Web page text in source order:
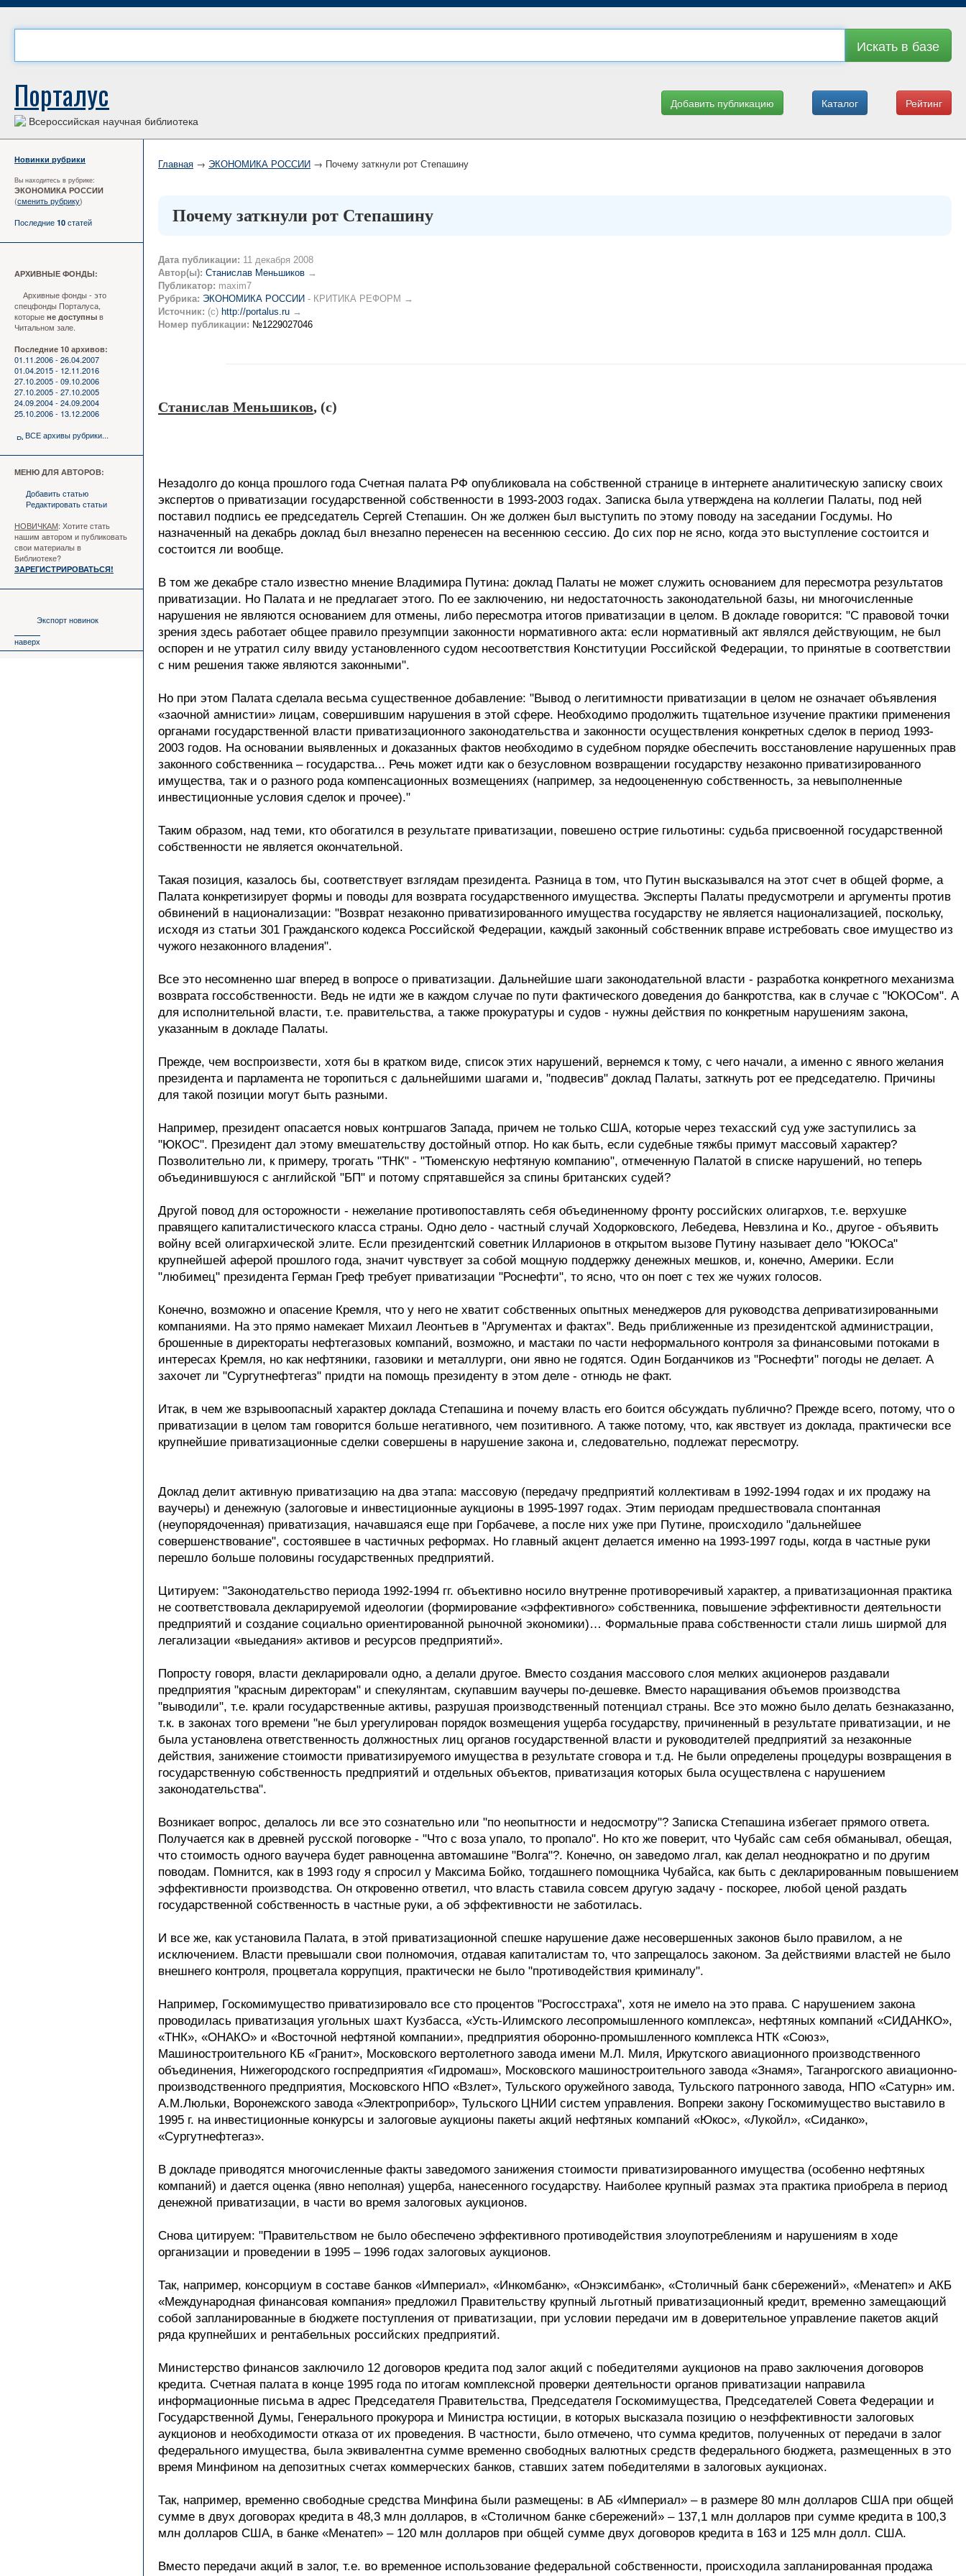
Искать в базе
Рейтинг
Каталог
Добавить публикацию
Порталус
Всероссийская научная библиотека
Новинки рубрики
Вы находитесь в рубрике:
ЭКОНОМИКА РОССИИ
(сменить рубрику)
Последние 10 статей
АРХИВНЫЕ ФОНДЫ:
Архивные фонды - это
спецфонды Порталуса,
которые не доступны в
Читальном зале.
Последние 10 архивов:
01.11.2006 - 26.04.2007
01.04.2015 - 12.11.2016
27.10.2005 - 09.10.2006
27.10.2005 - 27.10.2005
24.09.2004 - 24.09.2004
25.10.2006 - 13.12.2006
ВСЕ архивы рубрики...
МЕНЮ ДЛЯ АВТОРОВ:
Добавить статью
Редактировать статьи
НОВИЧКАМ: Хотите стать
нашим автором и публиковать
свои материалы в
Библиотеке?
ЗАРЕГИСТРИРОВАТЬСЯ!
Экспорт новинок
наверх
Главная → ЭКОНОМИКА РОССИИ → Почему заткнули рот Степашину
Почему заткнули рот Степашину
Дата публикации: 11 декабря 2008
Автор(ы): Станислав Меньшиков →
Публикатор: maxim7
Рубрика: ЭКОНОМИКА РОССИИ - КРИТИКА РЕФОРМ →
Источник: (c) http://portalus.ru →
Номер публикации: №1229027046
Станислав Меньшиков, (c)
Незадолго до конца прошлого года Счетная палата РФ опубликовала на собственной странице в интернете аналитическую записку своих
экспертов о приватизации государственной собственности в 1993-2003 годах. Записка была утверждена на коллегии Палаты, под ней
поставил подпись ее председатель Сергей Степашин. Он же должен был выступить по этому поводу на заседании Госдумы. Но
назначенный на декабрь доклад был внезапно перенесен на весеннюю сессию. До сих пор не ясно, когда это выступление состоится и
состоится ли вообще.
В том же декабре стало известно мнение Владимира Путина: доклад Палаты не может служить основанием для пересмотра результатов
приватизации. Но Палата и не предлагает этого. По ее заключению, ни недостаточность законодательной базы, ни многочисленные
нарушения не являются основанием для отмены, либо пересмотра итогов приватизации в целом. В докладе говорится: "С правовой точки
зрения здесь работает общее правило презумпции законности нормативного акта: если нормативный акт являлся действующим, не был
оспорен и не утратил силу ввиду установленного судом несоответствия Конституции Российской Федерации, то принятые в соответствии
с ним решения также являются законными".
Но при этом Палата сделала весьма существенное добавление: "Вывод о легитимности приватизации в целом не означает объявления
«заочной амнистии» лицам, совершившим нарушения в этой сфере. Необходимо продолжить тщательное изучение практики применения
органами государственной власти приватизационного законодательства и законности осуществления конкретных сделок в период 1993-
2003 годов. На основании выявленных и доказанных фактов необходимо в судебном порядке обеспечить восстановление нарушенных прав
законного собственника – государства... Речь может идти как о безусловном возвращении государству незаконно приватизированного
имущества, так и о разного рода компенсационных возмещениях (например, за недооцененную собственность, за невыполненные
инвестиционные условия сделок и прочее)."
Таким образом, над теми, кто обогатился в результате приватизации, повешено острие гильотины: судьба присвоенной государственной
собственности не является окончательной.
Такая позиция, казалось бы, соответствует взглядам президента. Разница в том, что Путин высказывался на этот счет в общей форме, а
Палата конкретизирует формы и поводы для возврата государственного имущества. Эксперты Палаты предусмотрели и аргументы против
обвинений в национализации: "Возврат незаконно приватизированного имущества государству не является национализацией, поскольку,
исходя из статьи 301 Гражданского кодекса Российской Федерации, каждый законный собственник вправе истребовать свое имущество из
чужого незаконного владения".
Все это несомненно шаг вперед в вопросе о приватизации. Дальнейшие шаги законодательной власти - разработка конкретного механизма
возврата госсобственности. Ведь не идти же в каждом случае по пути фактического доведения до банкротства, как в случае с "ЮКОСом". А
для исполнительной власти, т.е. правительства, а также прокуратуры и судов - нужны действия по конкретным нарушениям закона,
указанным в докладе Палаты.
Прежде, чем воспроизвести, хотя бы в кратком виде, список этих нарушений, вернемся к тому, с чего начали, а именно с явного желания
президента и парламента не торопиться с дальнейшими шагами и, "подвесив" доклад Палаты, заткнуть рот ее председателю. Причины
для такой позиции могут быть разными.
Например, президент опасается новых контршагов Запада, причем не только США, которые через техасский суд уже заступились за
"ЮКОС". Президент дал этому вмешательству достойный отпор. Но как быть, если судебные тяжбы примут массовый характер?
Позволительно ли, к примеру, трогать "ТНК" - "Тюменскую нефтяную компанию", отмеченную Палатой в списке нарушений, но теперь
объединившуюся с английской "БП" и потому спрятавшейся за спины британских судей?
Другой повод для осторожности - нежелание противопоставлять себя объединенному фронту российских олигархов, т.е. верхушке
правящего капиталистического класса страны. Одно дело - частный случай Ходорковского, Лебедева, Невзлина и Ко., другое - объявить
войну всей олигархической элите. Если президентский советник Илларионов в открытом вызове Путину называет дело "ЮКОСа"
крупнейшей аферой прошлого года, значит чувствует за собой мощную поддержку денежных мешков, и, конечно, Америки. Если
"любимец" президента Герман Греф требует приватизации "Роснефти", то ясно, что он поет с тех же чужих голосов.
Конечно, возможно и опасение Кремля, что у него не хватит собственных опытных менеджеров для руководства деприватизированными
компаниями. На это прямо намекает Михаил Леонтьев в "Аргументах и фактах". Ведь приближенные из президентской администрации,
брошенные в директораты нефтегазовых компаний, возможно, и мастаки по части неформального контроля за финансовыми потоками в
интересах Кремля, но как нефтяники, газовики и металлурги, они явно не годятся. Один Богданчиков из "Роснефти" погоды не делает. А
захочет ли "Сургутнефтегаз" придти на помощь президенту в этом деле - отнюдь не факт.
Итак, в чем же взрывоопасный характер доклада Степашина и почему власть его боится обсуждать публично? Прежде всего, потому, что о
приватизации в целом там говорится больше негативного, чем позитивного. А также потому, что, как явствует из доклада, практически все
крупнейшие приватизационные сделки совершены в нарушение закона и, следовательно, подлежат пересмотру.
Доклад делит активную приватизацию на два этапа: массовую (передачу предприятий коллективам в 1992-1994 годах и их продажу на
ваучеры) и денежную (залоговые и инвестиционные аукционы в 1995-1997 годах. Этим периодам предшествовала спонтанная
(неупорядоченная) приватизация, начавшаяся еще при Горбачеве, а после них уже при Путине, происходило "дальнейшее
совершенствование", состоявшее в частичных реформах. Но главный акцент делается именно на 1993-1997 годы, когда в частные руки
перешло больше половины государственных предприятий.
Цитируем: "Законодательство периода 1992-1994 гг. объективно носило внутренне противоречивый характер, а приватизационная практика
не соответствовала декларируемой идеологии (формирование «эффективного» собственника, повышение эффективности деятельности
предприятий и создание социально ориентированной рыночной экономики)… Формальные права собственности стали лишь ширмой для
легализации «выедания» активов и ресурсов предприятий».
Попросту говоря, власти декларировали одно, а делали другое. Вместо создания массового слоя мелких акционеров раздавали
предприятия "красным директорам" и спекулянтам, скупавшим ваучеры по-дешевке. Вместо наращивания объемов производства
"выводили", т.е. крали государственные активы, разрушая производственный потенциал страны. Все это можно было делать безнаказанно,
т.к. в законах того времени "не был урегулирован порядок возмещения ущерба государству, причиненный в результате приватизации, и не
была установлена ответственность должностных лиц органов государственной власти и руководителей предприятий за незаконные
действия, занижение стоимости приватизируемого имущества в результате сговора и т.д. Не были определены процедуры возвращения в
государственную собственность предприятий и отдельных объектов, приватизация которых была осуществлена с нарушением
законодательства".
Возникает вопрос, делалось ли все это сознательно или "по неопытности и недосмотру"? Записка Степашина избегает прямого ответа.
Получается как в древней русской поговорке - "Что с воза упало, то пропало". Но кто же поверит, что Чубайс сам себя обманывал, обещая,
что стоимость одного ваучера будет равноценна автомашине "Волга"?. Конечно, он заведомо лгал, как делал неоднократно и по другим
поводам. Помнится, как в 1993 году я спросил у Максима Бойко, тогдашнего помощника Чубайса, как быть с декларированным повышением
эффективности производства. Он откровенно ответил, что власть ставила совсем другую задачу - поскорее, любой ценой раздать
государственной собственность в частные руки, а об эффективности не заботилась.
И все же, как установила Палата, в этой приватизационной спешке нарушение даже несовершенных законов было правилом, а не
исключением. Власти превышали свои полномочия, отдавая капиталистам то, что запрещалось законом. За действиями властей не было
внешнего контроля, процветала коррупция, практически не было "противодействия криминалу".
Например, Госкомимущество приватизировало все сто процентов "Росгосстраха", хотя не имело на это права. С нарушением закона
проводилась приватизация угольных шахт Кузбасса, «Усть-Илимского лесопромышленного комплекса», нефтяных компаний «СИДАНКО»,
«ТНК», «ОНАКО» и «Восточной нефтяной компании», предприятия оборонно-промышленного комплекса НТК «Союз»,
Машиностроительного КБ «Гранит», Московского вертолетного завода имени М.Л. Миля, Иркутского авиационного производственного
объединения, Нижегородского госпредприятия «Гидромаш», Московского машиностроительного завода «Знамя», Таганрогского авиационно-
производственного предприятия, Московского НПО «Взлет», Тульского оружейного завода, Тульского патронного завода, НПО «Сатурн» им.
А.М.Люльки, Воронежского завода «Электроприбор», Тульского ЦНИИ систем управления. Вопреки закону Госкомимущество выставило в
1995 г. на инвестиционные конкурсы и залоговые аукционы пакеты акций нефтяных компаний «Юкос», «Лукойл», «Сиданко»,
«Сургутнефтегаз».
В докладе приводятся многочисленные факты заведомого занижения стоимости приватизированного имущества (особенно нефтяных
компаний) и дается оценка (явно неполная) ущерба, нанесенного государству. Наиболее крупный размах эта практика приобрела в период
денежной приватизации, в части во время залоговых аукционов.
Снова цитируем: "Правительством не было обеспечено эффективного противодействия злоупотреблениям и нарушениям в ходе
организации и проведении в 1995 – 1996 годах залоговых аукционов.
Так, например, консорциум в составе банков «Империал», «Инкомбанк», «Онэксимбанк», «Столичный банк сбережений», «Менатеп» и АКБ
«Международная финансовая компания» предложил Правительству крупный льготный приватизационный кредит, временно замещающий
собой запланированные в бюджете поступления от приватизации, при условии передачи им в доверительное управление пакетов акций
ряда крупнейших и рентабельных российских предприятий.
Министерство финансов заключило 12 договоров кредита под залог акций с победителями аукционов на право заключения договоров
кредита. Счетная палата в конце 1995 года по итогам комплексной проверки деятельности органов приватизации направила
информационные письма в адрес Председателя Правительства, Председателя Госкомимущества, Председателей Совета Федерации и
Государственной Думы, Генерального прокурора и Министра юстиции, в которых высказала позицию о неэффективности залоговых
аукционов и необходимости отказа от их проведения. В частности, было отмечено, что сумма кредитов, полученных от передачи в залог
федерального имущества, была эквивалентна сумме временно свободных валютных средств федерального бюджета, размещенных в это
время Минфином на депозитных счетах коммерческих банков, ставших затем победителями в залоговых аукционах.
Так, например, временно свободные средства Минфина были размещены: в АБ «Империал» – в размере 80 млн долларов США при общей
сумме в двух договорах кредита в 48,3 млн долларов, в «Столичном банке сбережений» – 137,1 млн долларов при сумме кредита в 100,3
млн долларов США, в банке «Менатеп» – 120 млн долларов при общей сумме двух договоров кредита в 163 и 125 млн долл. США.
Вместо передачи акций в залог, т.е. во временное использование федеральной собственности, происходила запланированная продажа